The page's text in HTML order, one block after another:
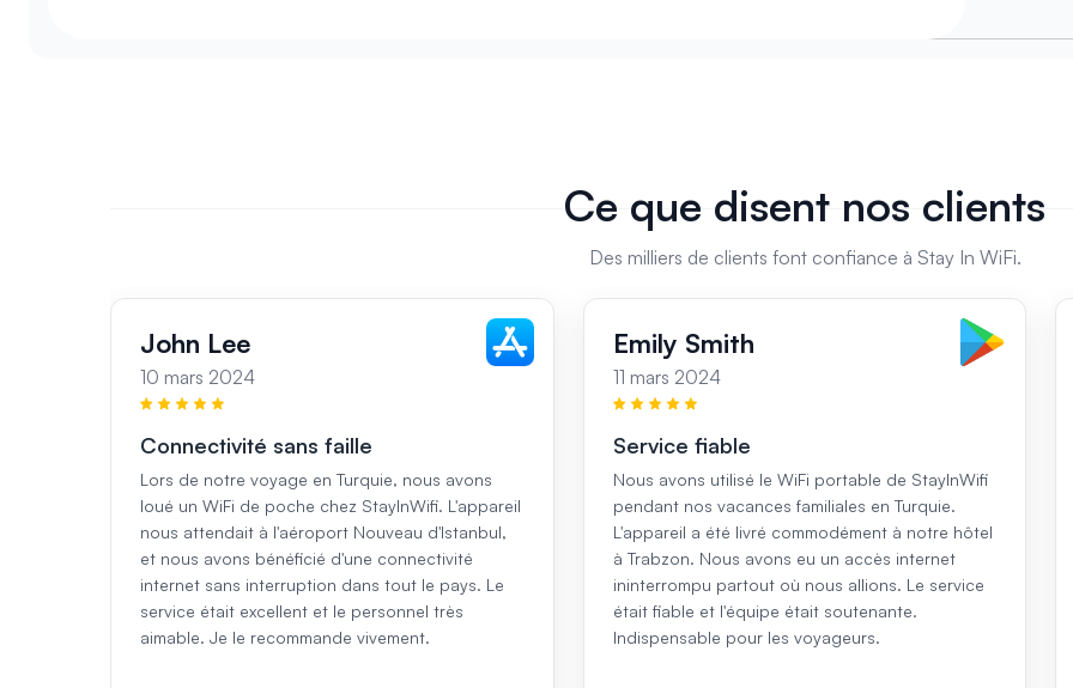
Ce que disent nos clients
Des milliers de clients font confiance à Stay In WiFi.
John Lee
10 mars 2024
Connectivité sans faille
Lors de notre voyage en Turquie, nous avons
loué un WiFi de poche chez StayInWifi. L'appareil
nous attendait à l'aéroport Nouveau d'Istanbul,
et nous avons bénéficié d'une connectivité
internet sans interruption dans tout le pays. Le
service était excellent et le personnel très
aimable. Je le recommande vivement.
Emily Smith
11 mars 2024
Service fiable
Nous avons utilisé le WiFi portable de StayInWifi
pendant nos vacances familiales en Turquie.
L'appareil a été livré commodément à notre hôtel
à Trabzon. Nous avons eu un accès internet
ininterrompu partout où nous allions. Le service
était fiable et l'équipe était soutenante.
Indispensable pour les voyageurs.